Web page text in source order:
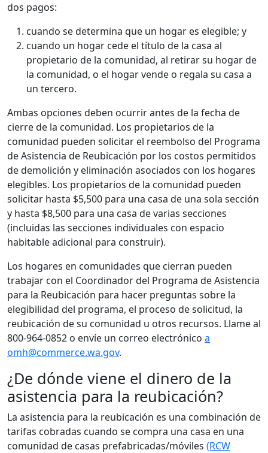
dos pagos:
cuando se determina que un hogar es elegible; y
cuando un hogar cede el título de la casa al
propietario de la comunidad, al retirar su hogar de
la comunidad, o el hogar vende o regala su casa a
un tercero.
Ambas opciones deben ocurrir antes de la fecha de
cierre de la comunidad. Los propietarios de la
comunidad pueden solicitar el reembolso del Programa
de Asistencia de Reubicación por los costos permitidos
de demolición y eliminación asociados con los hogares
elegibles. Los propietarios de la comunidad pueden
solicitar hasta $5,500 para una casa de una sola sección
y hasta $8,500 para una casa de varias secciones
(incluidas las secciones individuales con espacio
habitable adicional para construir).
Los hogares en comunidades que cierran pueden
trabajar con el Coordinador del Programa de Asistencia
para la Reubicación para hacer preguntas sobre la
elegibilidad del programa, el proceso de solicitud, la
reubicación de su comunidad u otros recursos. Llame al
800-964-0852 o envíe un correo electrónico a
omh@commerce.wa.gov.
¿De dónde viene el dinero de la
asistencia para la reubicación?
La asistencia para la reubicación es una combinación de
tarifas cobradas cuando se compra una casa en una
comunidad de casas prefabricadas/móviles (RCW